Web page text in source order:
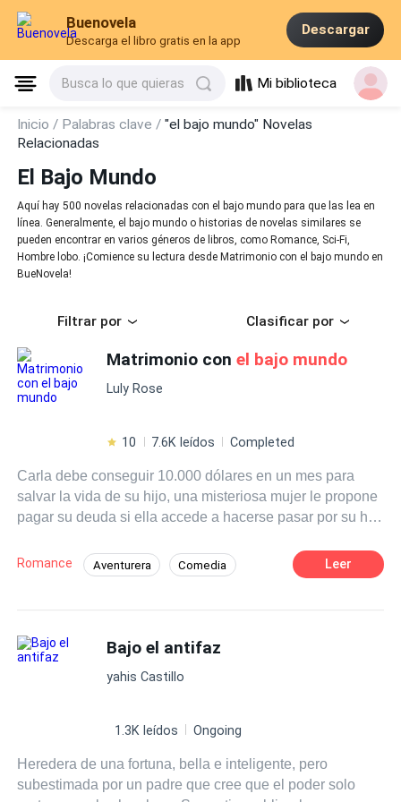
Buenovela
Descarga el libro gratis en la app
Descargar
Busca lo que quieras Mi biblioteca
Inicio / Palabras clave /"el bajo mundo" Novelas
Relacionadas
El Bajo Mundo
Aquí hay 500 novelas relacionadas con el bajo mundo para que las lea en
línea. Generalmente, el bajo mundo o historias de novelas similares se
pueden encontrar en varios géneros de libros, como Romance, Sci-Fi,
Hombre lobo. ¡Comience su lectura desde Matrimonio con el bajo mundo en
BueNovela!
Filtrar por Clasificar por
Matrimonio conel bajo mundo
Luly Rose
10 7.6K leídos Completed
Carla debe conseguir 10.000 dólares en un mes para
salvar la vida de su hijo, una misteriosa mujer le propone
pagar su deuda si ella accede a hacerse pasar por su hija
no, ya que su posible marido es conocido por ser brutal ,
violento y una persona insensible. ¿Aceptara casarse
¿Podrá nuestra protagonista seguir ignorando que ese
muchacho d
el bajo mundo
Romance Aventurera Comedia
Drama
Leer
Bajo el antifaz
yahis Castillo
1.3K leídos Ongoing
Heredera de una fortuna, bella e inteligente, pero
subestimada por un padre que cree que el poder solo